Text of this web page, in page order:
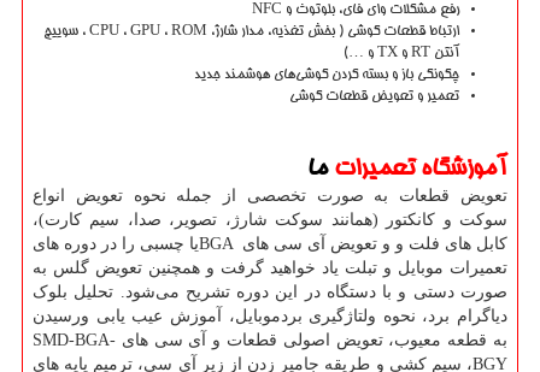
رفع مشکلات وای فای، بلوتوث و NFC
ارتباط قطعات گوشی ( بخش تغذیه، مدار شارژ، CPU ، GPU ، ROM ، سوییچ
آنتن RT و TX و …)
چگونگی باز و بسته کردن گوشی‌های هوشمند جدید
تعمیر و تعویض قطعات گوشی
آموزشگاه تعمیرات ما
تعویض قطعات به صورت تخصصی از جمله نحوه تعویض انواع
سوکت و کانکتور (همانند سوکت شارژ، تصویر، صدا، سیم کارت)،
کابل های فلت و و تعویض آی سی های BGAیا چسبی را در دوره های
تعمیرات موبایل و تبلت یاد خواهید گرفت و همچنین تعویض گلس به
صورت دستی و با دستگاه در این دوره تشریح می‌شود. تحلیل بلوک
دیاگرام برد، نحوه ولتاژگیری بردموبایل، آموزش عیب یابی ورسیدن
به قطعه معیوب، تعویض اصولی قطعات و آی سی های SMD-BGA-
BGY، سیم کشی و طریقه جامپر زدن از زیر آی سی، ترمیم پایه های